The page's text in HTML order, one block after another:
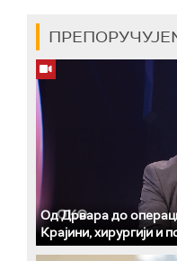
Од Дрвара до
Крајини, хирургији и